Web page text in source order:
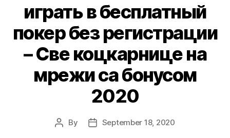
играть в бесплатный
покер без регистрации
– Све коцкарнице на
мрежи са бонусом
2020
By September 18, 2020